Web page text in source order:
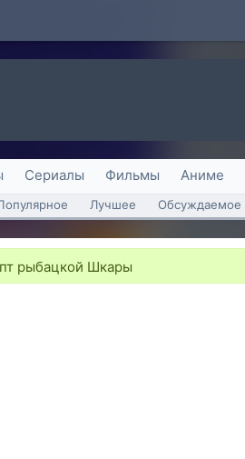
Сериалы Фильмы Аниме
Лучшее Обсуждаемое
рыбацкой Шкары